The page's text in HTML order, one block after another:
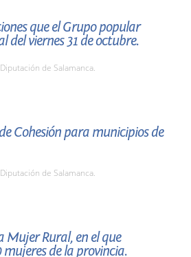
que el Grupo popular
del viernes 31 de octubre.
de Salamanca.
Cohesión para municipios de
de Salamanca.
Mujer Rural, en el que
de la provincia.